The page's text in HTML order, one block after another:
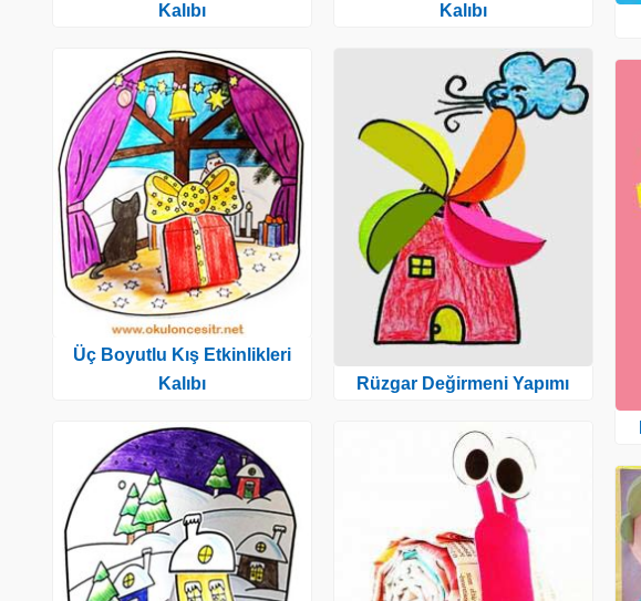
Kalıbı
Üç Boyutlu Kış Etkinlikleri
Kalıbı
Kalıbı
Rüzgar Değirmeni Yapımı